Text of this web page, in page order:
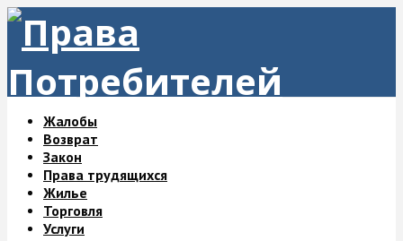
Жалобы
Возврат
Закон
Права трудящихся
Жилье
Торговля
Услуги